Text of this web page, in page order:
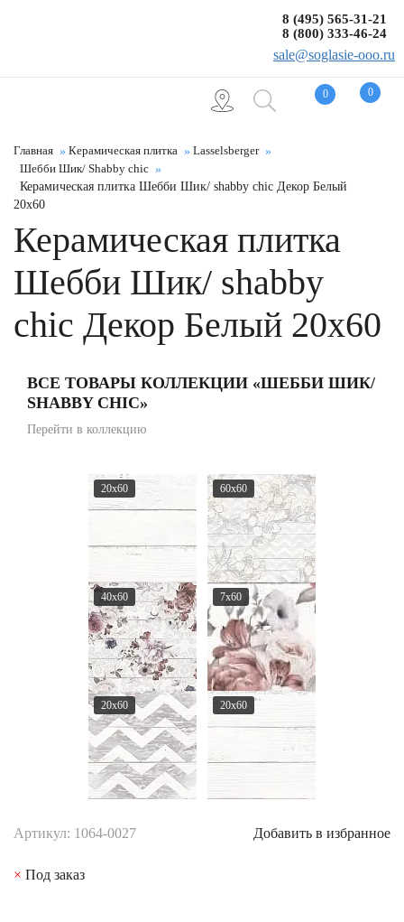
0 0
8 (495) 565-31-21
8 (800) 333-46-24
sale@soglasie-ooo.ru
Главная Керамическая плитка
Lasselsberger
Шебби Шик/ Shabby chic
Керамическая плитка Шебби Шик/ shabby chic Декор Белый
20x60
Керамическая плитка
Шебби Шик/ shabby
chic Декор Белый 20x60
ВСЕ ТОВАРЫ КОЛЛЕКЦИИ «ШЕББИ ШИК/
SHABBY CHIC»
Перейти в коллекцию
20x60 60x60
40x60 7x60
20x60 20x60
Артикул: 1064-0027 Добавить в избранное
× Под заказ